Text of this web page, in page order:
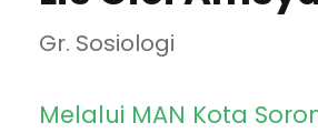
Gr. Sosiologi
Melalui MAN Kota